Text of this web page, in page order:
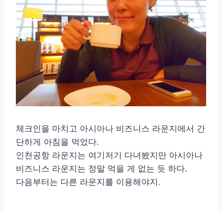
체크인을 마치고 아시아나 비즈니스 라운지에서 간
단하게 아침을 먹었다.
인천공항 라운지는 여기저기 다녀봤지만 아시아나
비즈니스 라운지는 정말 먹을 게 없는 듯 하다.
다음부터는 다른 라운지를 이용해야지.